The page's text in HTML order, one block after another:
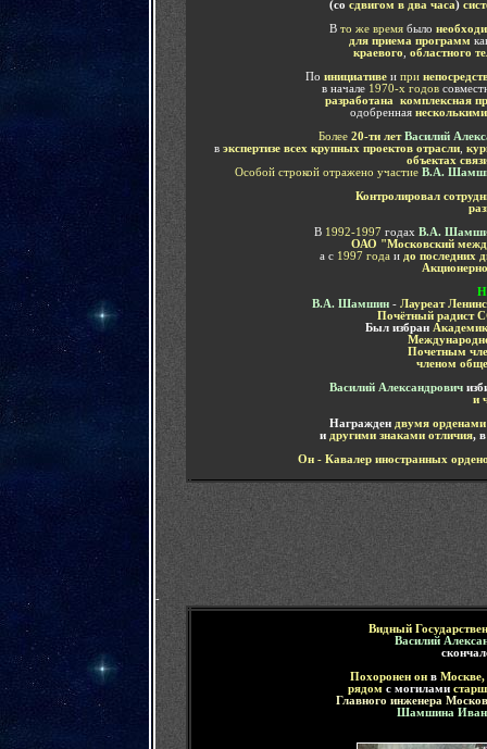
(со сдвигом в два часа)
Вто же времябыло
для приема программ
краевого
областного
По инициативе и при
в начале 1970-х годов
разработана комплексная
одобренная
Более 20-ти лет Василий
в экспертизе всех крупных проектов отрасли
объектах
Особой строкой отражено участие В.А.
Контролировал
В1992-1997 годах В.А.
ОАО "Московский
а с 1997 года и до последних
Н
В.А. Шамшин- Лауреат
Почётный радист
Был избран
Почетным
членом
Василий Александрович
и
Награжден двумя
и другими знаками отличия,
Он - Кавалер иностранных
-
Видный
Василий
Похоронен он вМоскве,
рядом с могилами
Главного инженера
Шамшина